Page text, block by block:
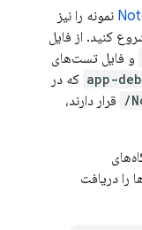
نمونه را نیز
کنید. از فایل
و فایل تست‌های
app- که در
قرار دارند،
را دریافت